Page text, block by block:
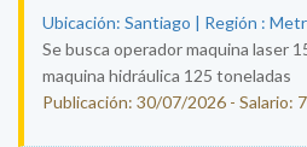
Ubicación: Santiago | Región :
Se busca operador maquina laser
maquina hidráulica 125 toneladas
Publicación: 30/07/2026 - Salario: